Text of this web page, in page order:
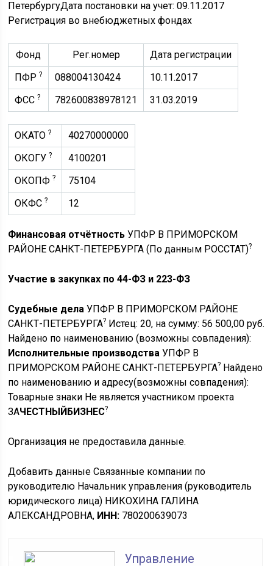
ПетербургуДата постановки на учет: 09.11.2017
Регистрация во внебюджетных фондах
Фонд Рег.номер
Дата регистрации
ПФР? 088004130424
10.11.2017
ФСС? 782600838978121 31.03.2019
ОКАТО?
40270000000
ОКОГУ?
4100201
ОКОПФ?
75104
ОКФС? 12
Финансовая отчётность УПФР В ПРИМОРСКОМ
РАЙОНЕ САНКТ-ПЕТЕРБУРГА (По данным РОССТАТ)?
Участие в закупках по 44-ФЗ и 223-ФЗ
Судебные дела УПФР В ПРИМОРСКОМ РАЙОНЕ
САНКТ-ПЕТЕРБУРГА? Истец: 20, на сумму: 56 500,00 руб.
Найдено по наименованию(возможны совпадения):
Исполнительные производства УПФР В
ПРИМОРСКОМ РАЙОНЕ САНКТ-ПЕТЕРБУРГА? Найдено
по наименованию и адресу(возможны совпадения):
Товарные знаки Не является участником проекта
ЗАЧЕСТНЫЙБИЗНЕС?
Организация не предоставила данные.
Добавить данные Связанные компании по
руководителю Начальник управления (руководитель
юридического лица) НИКОХИНА ГАЛИНА
АЛЕКСАНДРОВНА, ИНН: 780200639073
Управление